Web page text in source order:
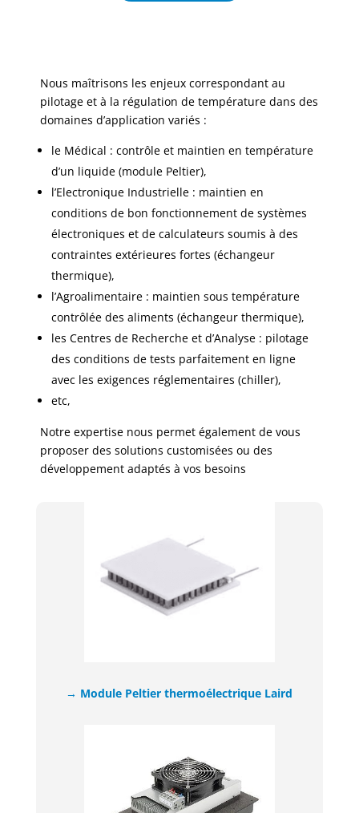
Nous maîtrisons les enjeux correspondant au
pilotage et à la régulation de température dans des
domaines d’application variés :​
le Médical : contrôle et maintien en température
d’un liquide (module Peltier), ​
l’Electronique Industrielle : maintien en
conditions de bon fonctionnement de systèmes
électroniques et de calculateurs soumis à des
contraintes extérieures fortes (échangeur
thermique),​
l’Agroalimentaire : maintien sous température
contrôlée des aliments (échangeur thermique),​
les Centres de Recherche et d’Analyse : pilotage
des conditions de tests parfaitement en ligne
avec les exigences réglementaires (chiller),​
etc, ​
Notre expertise nous permet également de vous
proposer des solutions customisées ou des
développement adaptés à vos besoins
→ Module Peltier thermoélectrique Laird​